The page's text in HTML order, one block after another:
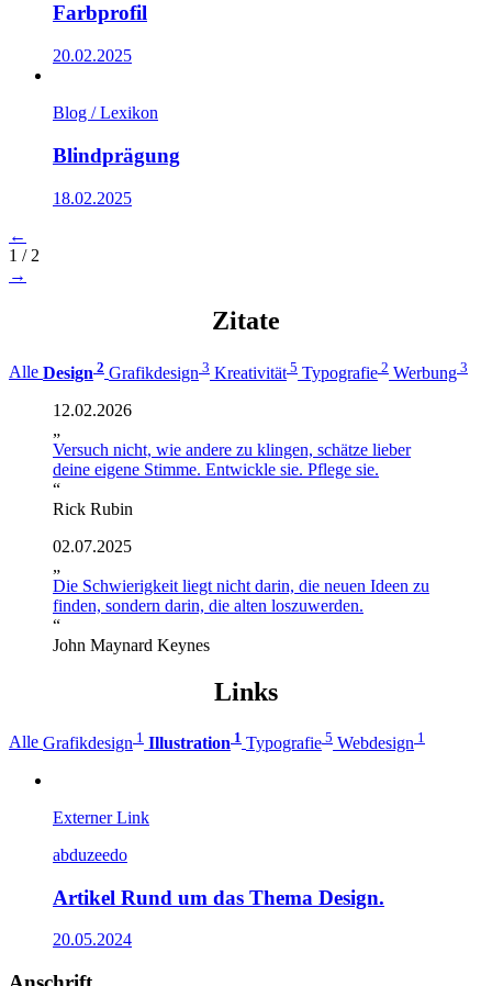
Farbprofil
20.02.2025
Blog / Lexikon
Blindprägung
18.02.2025
←
1 / 2
→
Zitate
Alle Design 2 Grafikdesign 3 Kreativität 5 Typografie 2 Werbung 3
12.02.2026
„
Versuch nicht, wie andere zu klingen, schätze lieber
deine eigene Stimme. Entwickle sie. Pflege sie.
“
Rick Rubin
02.07.2025
„
Die Schwierigkeit liegt nicht darin, die neuen Ideen zu
finden, sondern darin, die alten loszuwerden.
“
John Maynard Keynes
Links
Alle Grafikdesign 1 Illustration 1 Typografie 5 Webdesign 1
Externer Link
abduzeedo
Artikel Rund um das Thema Design.
20.05.2024